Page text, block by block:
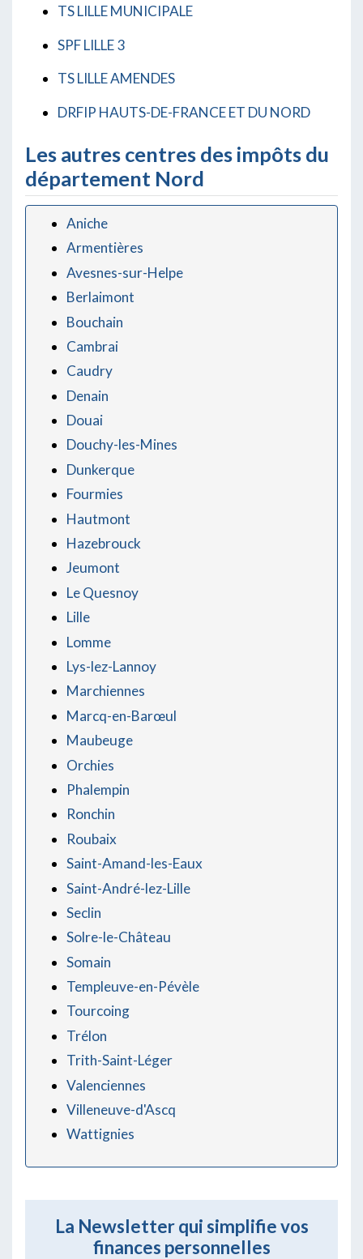
TS LILLE MUNICIPALE
SPF LILLE 3
TS LILLE AMENDES
DRFIP HAUTS-DE-FRANCE ET DU NORD
Les autres centres des impôts du
département Nord
Aniche
Armentières
Avesnes-sur-Helpe
Berlaimont
Bouchain
Cambrai
Caudry
Denain
Douai
Douchy-les-Mines
Dunkerque
Fourmies
Hautmont
Hazebrouck
Jeumont
Le Quesnoy
Lille
Lomme
Lys-lez-Lannoy
Marchiennes
Marcq-en-Barœul
Maubeuge
Orchies
Phalempin
Ronchin
Roubaix
Saint-Amand-les-Eaux
Saint-André-lez-Lille
Seclin
Solre-le-Château
Somain
Templeuve-en-Pévèle
Tourcoing
Trélon
Trith-Saint-Léger
Valenciennes
Villeneuve-d'Ascq
Wattignies
La Newsletter qui simplifie vos
finances personnelles